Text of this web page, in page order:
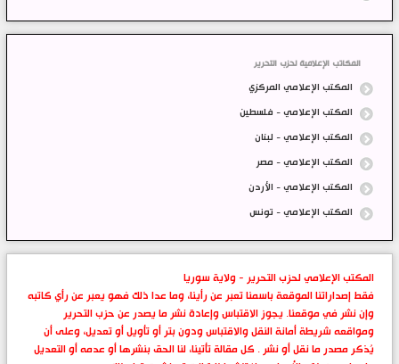
المكاتب الإعلامية لحزب التحرير
المكتب الإعلامي المركزي
المكتب الإعلامي - فلسطين
المكتب الإعلامي - لبنان
المكتب الإعلامي - مصر
المكتب الإعلامي - الأردن
المكتب الإعلامي - تونس
المكتب الإعلامي لحزب التحرير - ولاية سوريا
فقط إصداراتنا الموقعة باسمنا تعبر عن رأينا، وما عدا ذلك فهو يعبر عن رأي كاتبه
وإن نشر في موقعنا. يجوز الاقتباس وإعادة نشر ما يصدر عن حزب التحرير
ومواقعه شريطة أمانة النقل والاقتباس ودون بتر أو تأويل أو تعديل، وعلى أن
يُذكر مصدر ما نقل أو نشر . كل مقالة تأتينا، لنا الحق بنشرها أو عدمه أو التعديل